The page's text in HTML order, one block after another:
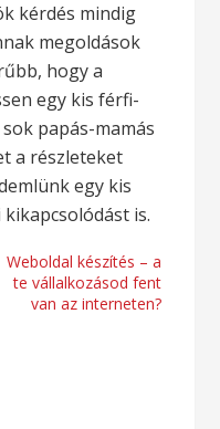
kérdés mindig
megoldások
hogy a
egy kis férfi-
papás-mamás
a részleteket
egy kis
is.
Weboldal készítés – a
te vállalkozásod fent
van az interneten?